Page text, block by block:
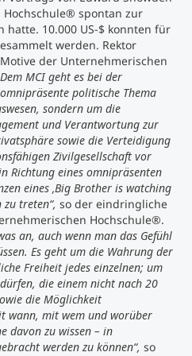
spontan zur
hatte. 10.000 US-$ konnten für
werden. Rektor
der Unternehmerischen
MCI geht es bei der
politische Thema
sondern um die
und Verantwortung zur
sowie die Verteidigung
Zivilgesellschaft vor
Richtung eines omnipräsenten
eines ‚Big Brother is watching
zu treten“, so der eindringliche
Hochschule®.
an, auch wenn man das Gefühl
Es geht um die Wahrung der
Freiheit jedes einzelnen; um
die einem nicht nach 20
die Möglichkeit
wann, mit wem und worüber
davon zu wissen – in
werden zu können“, so